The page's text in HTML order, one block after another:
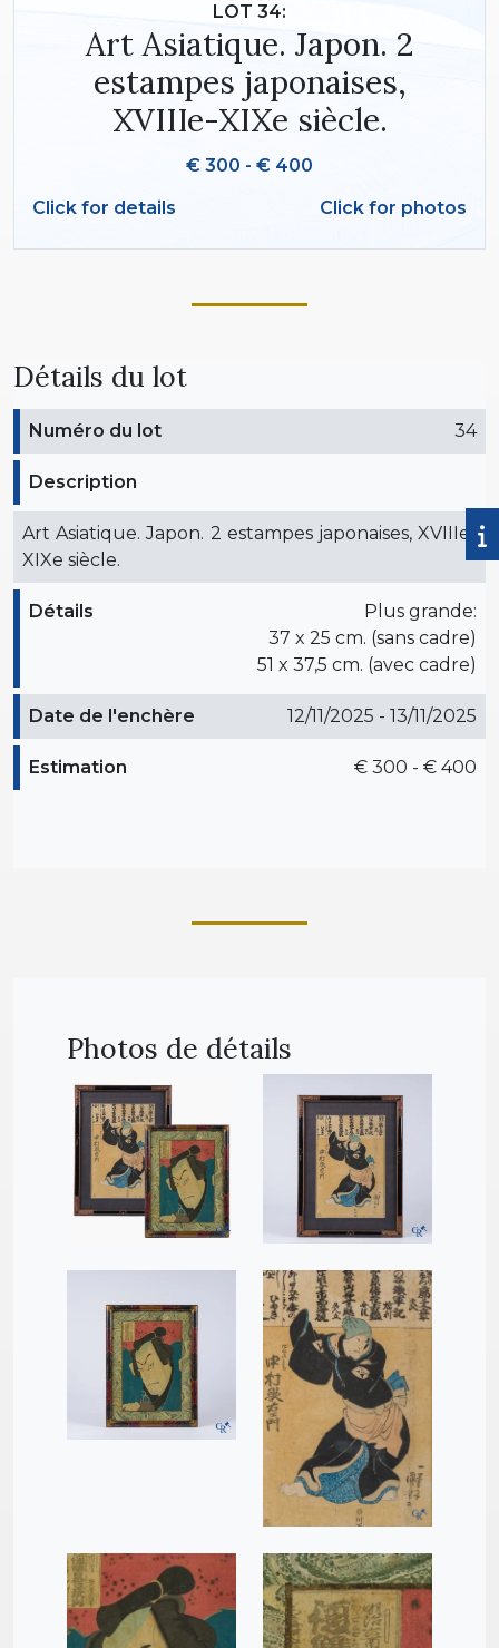
LOT 34:
Art Asiatique. Japon. 2
estampes japonaises,
XVIIIe-XIXe siècle.
€ 300 - € 400
Click for details
Click for photos
Détails du lot
Numéro du lot 34
Description
Art Asiatique. Japon. 2 estampes japonaises, XVIIIe-
XIXe siècle.
Détails
Plus grande:
37 x 25 cm. (sans cadre)
51 x 37,5 cm. (avec cadre)
Date de l'enchère 12/11/2025 - 13/11/2025
Estimation € 300 - € 400
Photos de détails